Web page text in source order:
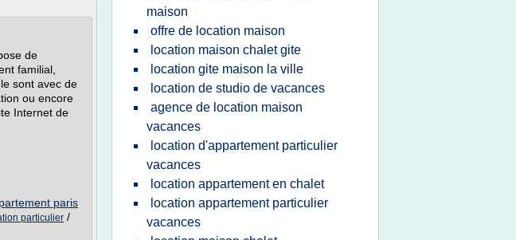
de
familial,
sont avec de
ou encore
Internet de
paris
particulier /
maison
offre de location maison
location maison chalet gite
location gite maison la ville
location de studio de vacances
agence de location maison
vacances
location d'appartement particulier
vacances
location appartement en chalet
location appartement particulier
vacances